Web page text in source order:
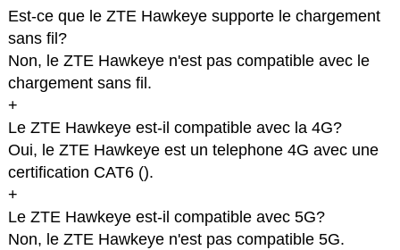
Est-ce que le ZTE Hawkeye supporte le chargement
sans fil?
Non, le ZTE Hawkeye n'est pas compatible avec le
chargement sans fil.
+
Le ZTE Hawkeye est-il compatible avec la 4G?
Oui, le ZTE Hawkeye est un telephone 4G avec une
certification CAT6 ().
+
Le ZTE Hawkeye est-il compatible avec 5G?
Non, le ZTE Hawkeye n'est pas compatible 5G.